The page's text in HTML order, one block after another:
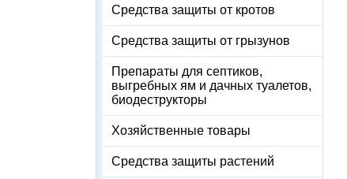
Средства защиты от кротов
Средства защиты от грызунов
Препараты для септиков,
выгребных ям и дачных туалетов,
биодеструкторы
Хозяйственные товары
Средства защиты растений